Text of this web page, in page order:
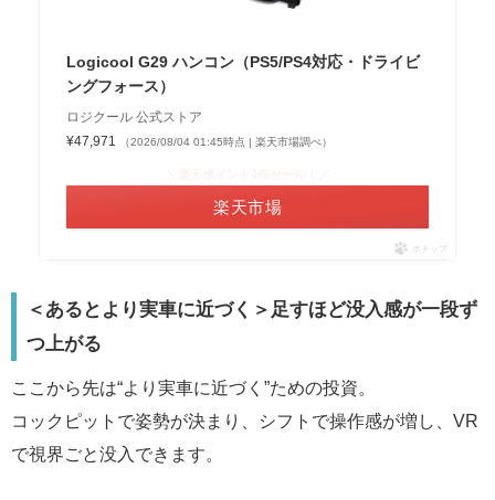
Logicool G29 ハンコン（PS5/PS4対応・ドライビ
ングフォース）
ロジクール 公式ストア
¥47,971
（2026/08/04 01:45時点 | 楽天市場調べ）
楽天市場
ポチップ
＜あるとより実車に近づく＞足すほど没入感が一段ず
つ上がる
ここから先は“より実車に近づく”ための投資。
コックピットで姿勢が決まり、シフトで操作感が増し、VR
で視界ごと没入できます。